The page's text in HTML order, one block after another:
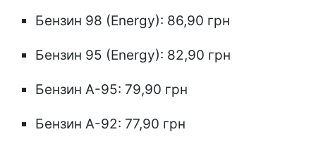
Бензин 98 (Energy): 86,90 грн
Бензин 95 (Energy): 82,90 грн
Бензин А-95: 79,90 грн
Бензин А-92: 77,90 грн